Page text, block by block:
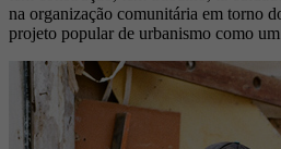
na organização comunitária em torno
projeto popular de urbanismo como